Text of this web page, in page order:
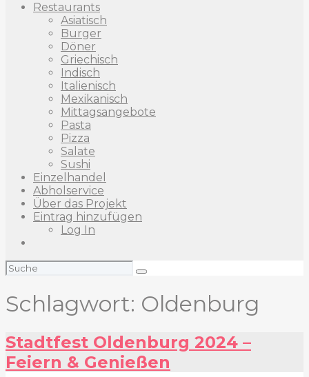
Restaurants
Asiatisch
Burger
Döner
Griechisch
Indisch
Italienisch
Mexikanisch
Mittagsangebote
Pasta
Pizza
Salate
Sushi
Einzelhandel
Abholservice
Über das Projekt
Eintrag hinzufügen
Log In
Suchen
nach:
Schlagwort: Oldenburg
Stadtfest Oldenburg 2024 –
Feiern & Genießen